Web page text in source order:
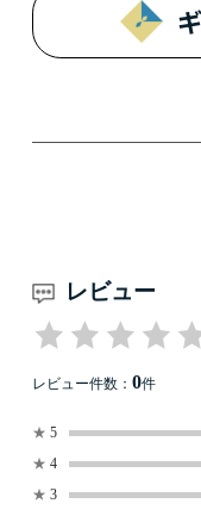
レビュー
レビュー件数： 0件
★ 5
★ 4
★ 3